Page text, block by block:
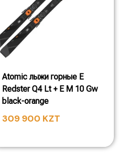
Atomic лыжи горные E
Redster Q4 Lt + E M 10 Gw
black-orange
309 900 KZT